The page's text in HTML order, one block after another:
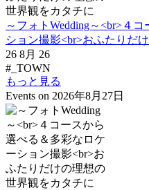
～フォトWedding～<br>４
ション撮影<br>おふたりだ
26 8月 26
#_TOWN
もっと見る
Events on 2026年8月27日